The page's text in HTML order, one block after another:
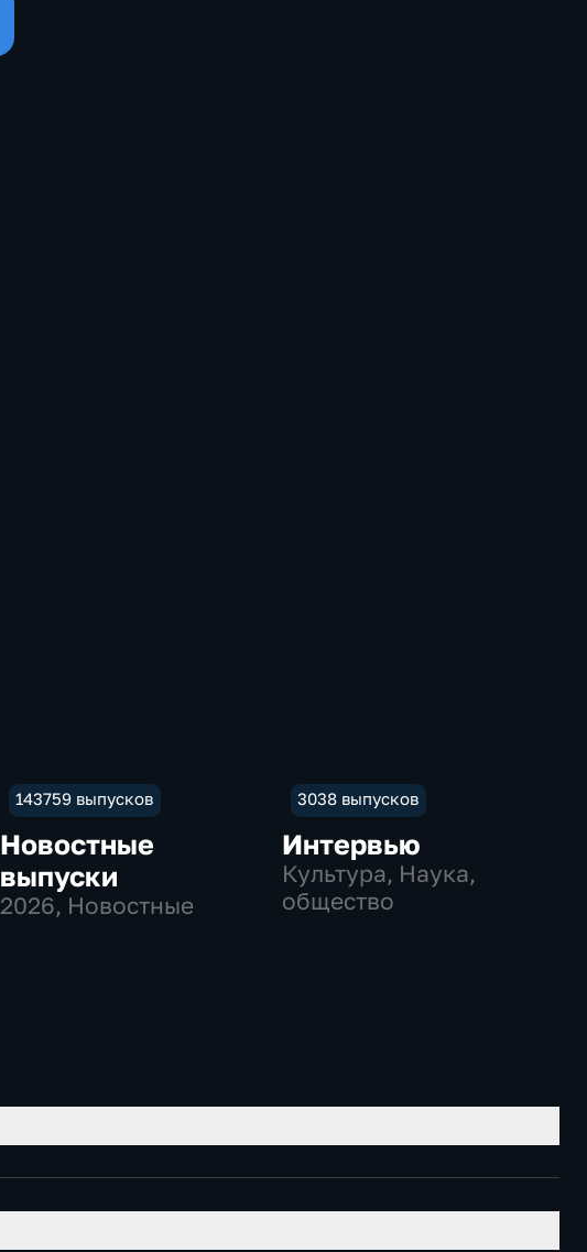
143759 выпусков
Новостные
выпуски
2026, Новостные
3038 выпусков
Интервью
Культура, Наука,
общество